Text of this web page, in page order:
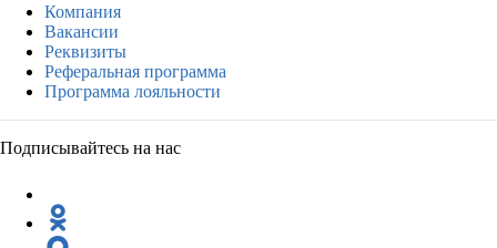
Компания
Вакансии
Реквизиты
Реферальная программа
Программа лояльности
Подписывайтесь на нас